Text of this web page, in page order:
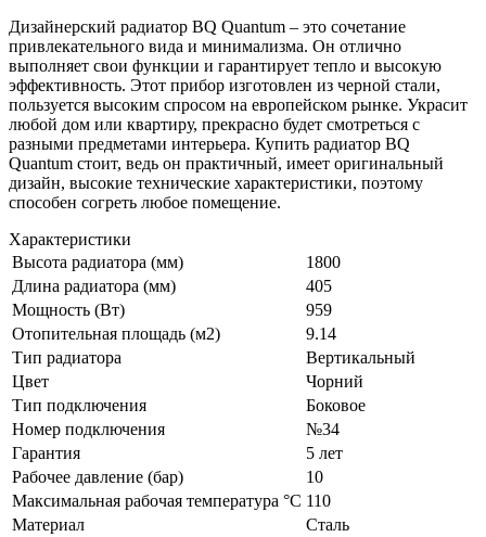
Дизайнерский радиатор BQ Quantum – это сочетание
привлекательного вида и минимализма. Он отлично
выполняет свои функции и гарантирует тепло и высокую
эффективность. Этот прибор изготовлен из черной стали,
пользуется высоким спросом на европейском рынке. Украсит
любой дом или квартиру, прекрасно будет смотреться с
разными предметами интерьера. Купить радиатор BQ
Quantum стоит, ведь он практичный, имеет оригинальный
дизайн, высокие технические характеристики, поэтому
способен согреть любое помещение.
Характеристики
Высота радиатора (мм)
1800
Длина радиатора (мм)
405
Мощность (Вт)
959
Отопительная площадь (м2)
9.14
Тип радиатора
Вертикальный
Цвет
Чорний
Тип подключения
Боковое
Номер подключения
№34
Гарантия
5 лет
Рабочее давление (бар)
10
Максимальная рабочая температура °C 110
Материал
Сталь